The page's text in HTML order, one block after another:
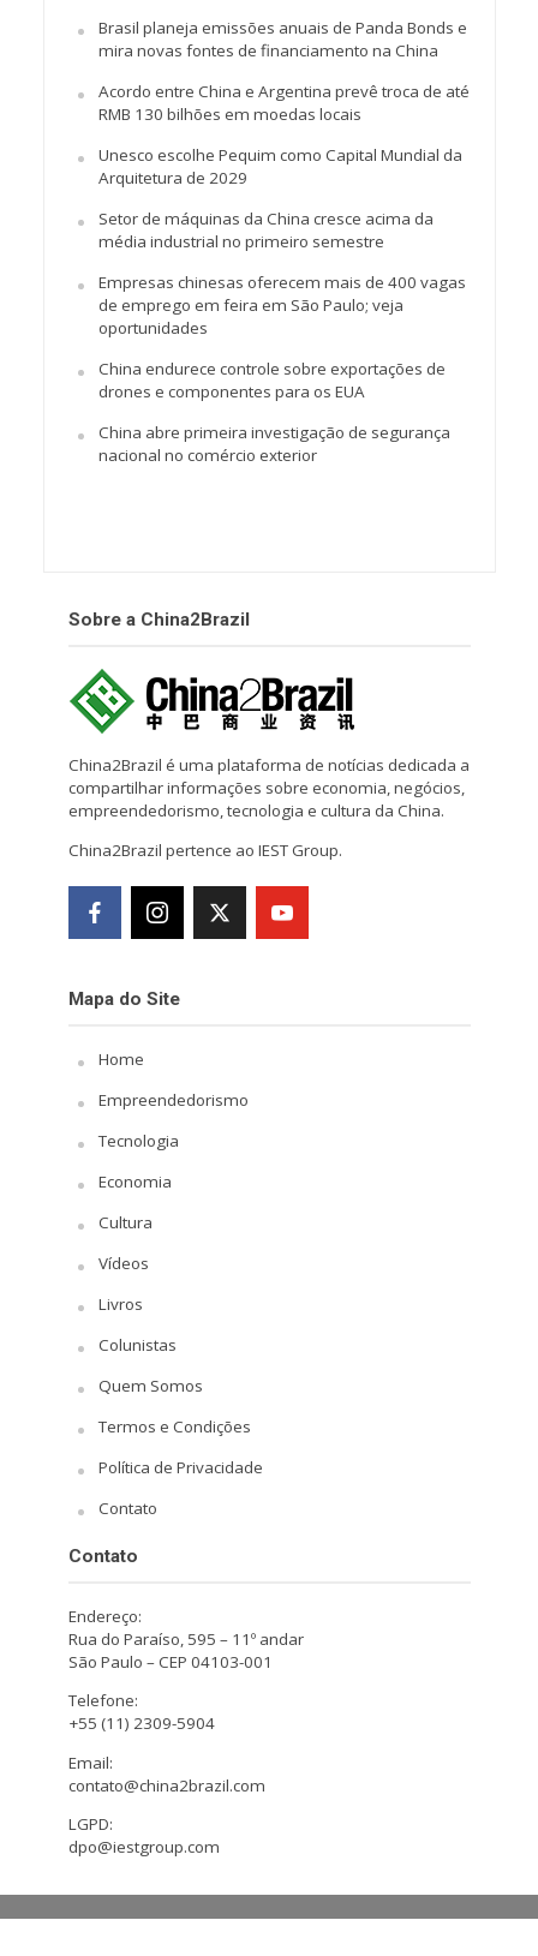
Brasil planeja emissões anuais de Panda Bonds e
mira novas fontes de financiamento na China
Acordo entre China e Argentina prevê troca de até
RMB 130 bilhões em moedas locais
Unesco escolhe Pequim como Capital Mundial da
Arquitetura de 2029
Setor de máquinas da China cresce acima da
média industrial no primeiro semestre
Empresas chinesas oferecem mais de 400 vagas
de emprego em feira em São Paulo; veja
oportunidades
China endurece controle sobre exportações de
drones e componentes para os EUA
China abre primeira investigação de segurança
nacional no comércio exterior
Sobre a China2Brazil
China2Brazil é uma plataforma de notícias dedicada a
compartilhar informações sobre economia, negócios,
empreendedorismo, tecnologia e cultura da China.
China2Brazil pertence ao IEST Group.
Mapa do Site
Home
Empreendedorismo
Tecnologia
Economia
Cultura
Vídeos
Livros
Colunistas
Quem Somos
Termos e Condições
Política de Privacidade
Contato
Contato
Endereço:
Rua do Paraíso, 595 – 11º andar
São Paulo – CEP 04103-001
Telefone:
+55 (11) 2309-5904
Email:
contato@china2brazil.com
LGPD:
dpo@iestgroup.com